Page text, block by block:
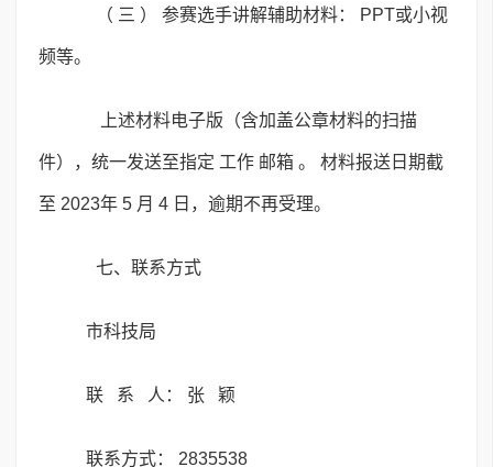
（ 三 ） 参赛选手讲解辅助材料： PPT或小视
频等。
上述材料电子版（含加盖公章材料的扫描
件），统一发送至指定 工作 邮箱 。 材料报送日期截
至 2023年 5 月 4 日，逾期不再受理。
七、联系方式
市科技局
联 系 人： 张 颖
联系方式： 2835538